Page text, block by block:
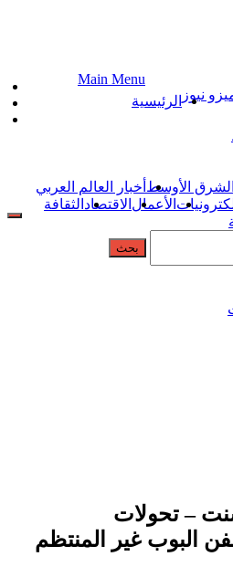
ميزو نيوز
إخبارية عربية تقدم الأخبار العاجلة
السياسية والاقتصادية
الشرق الأوسطأخبار العالم العربي
الأعمال الاقتصادالثقافة
Main Menu
الرئيسية
– تحولات
البوب غير المنتظم